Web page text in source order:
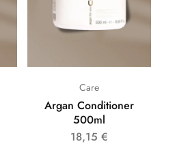
Care
Argan Conditioner
500ml
18,15 €